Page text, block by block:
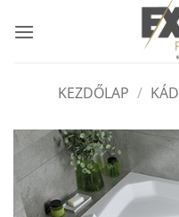
KEZDŐLAP / KÁD